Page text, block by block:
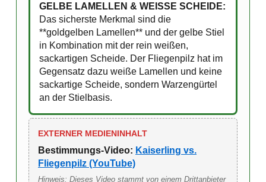
GELBE LAMELLEN & WEISSE SCHEIDE:
Das sicherste Merkmal sind die
**goldgelben Lamellen** und der gelbe Stiel
in Kombination mit der rein weißen,
sackartigen Scheide. Der Fliegenpilz hat im
Gegensatz dazu weiße Lamellen und keine
sackartige Scheide, sondern Warzengürtel
an der Stielbasis.
EXTERNER MEDIENINHALT
Bestimmungs-Video: Kaiserling vs.
Fliegenpilz (YouTube)
Hinweis: Dieses Video stammt von einem Drittanbieter